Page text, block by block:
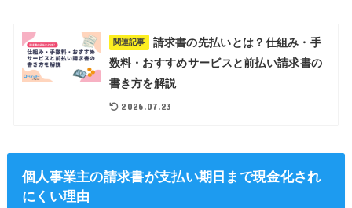
関連記事
請求書の先払いとは？仕組み・手
数料・おすすめサービスと前払い請求書の
書き方を解説
2026.07.23
個人事業主の請求書が支払い期日まで現金化され
にくい理由